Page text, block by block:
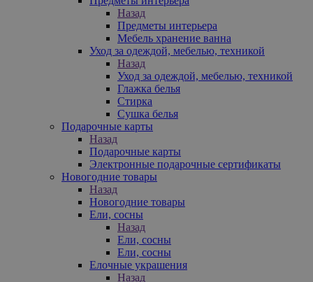
Назад
Предметы интерьера
Мебель хранение ванна
Уход за одеждой, мебелью, техникой
Назад
Уход за одеждой, мебелью, техникой
Глажка белья
Стирка
Сушка белья
Подарочные карты
Назад
Подарочные карты
Электронные подарочные сертификаты
Новогодние товары
Назад
Новогодние товары
Ели, сосны
Назад
Ели, сосны
Ели, сосны
Елочные украшения
Назад